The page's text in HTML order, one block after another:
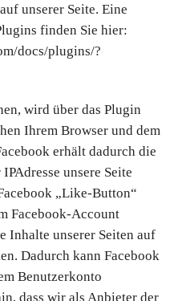
unserer Seite. Eine
finden Sie hier:
docs/plugins/?
wird über das Plugin
Ihrem Browser und dem
erhält dadurch die
unsere Seite
„Like-Button“
Facebook-Account
Inhalte unserer Seiten auf
Dadurch kann Facebook
Benutzerkonto
dass wir als Anbieter der